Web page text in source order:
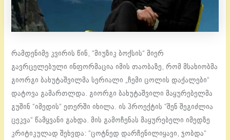
რამდენიმე კვირის წინ, “მიუზიკ ბოქსის“ მიერ
გავრცელებული ინფორმაცია იმის თაობაზე, რომ მსახიობმა
გიორგი ბახუტაშვილმა სერიალი „ჩემი ცოლის დაქალები“
დატოვა გამართლდა. გიორგი ბახუტაშვილი მაყურებელმა
გუშინ “იმედის“ ეთერში იხილა. ის პროექტის “შენ შეგიძლია
ცეკვა“ წამყვანი გახდა. მის გამოჩენას მაყურებელი იმედზე
კრიტიკულად შეხვდა: “ცოტნედ დარჩენილიყავი, ჯობდა“